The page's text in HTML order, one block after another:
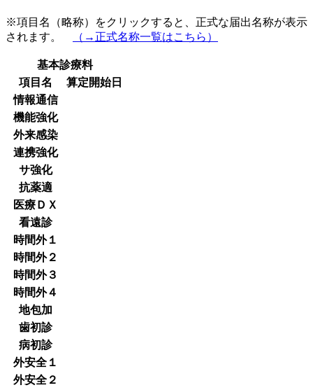
※項目名（略称）をクリックすると、正式な届出名称が表示
されます。
（→正式名称一覧はこちら）
基本診療料
項目名
算定開始日
情報通信
機能強化
外来感染
連携強化
サ強化
抗薬適
医療ＤＸ
看遠診
時間外１
時間外２
時間外３
時間外４
地包加
歯初診
病初診
外安全１
外安全２